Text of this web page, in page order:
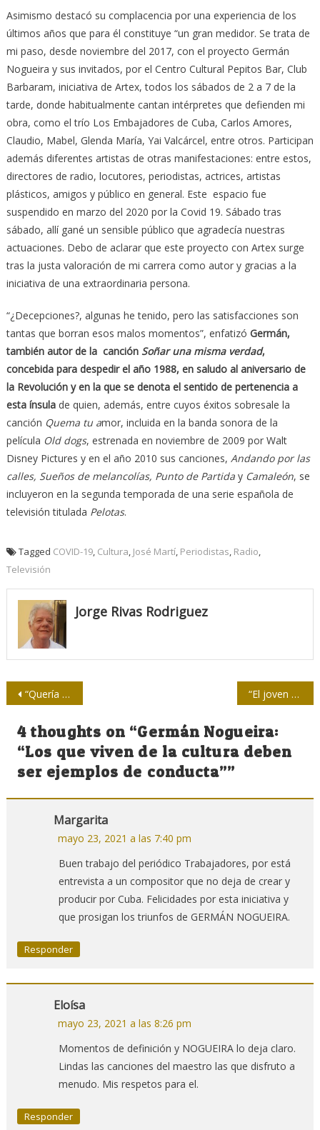
Asimismo destacó su complacencia por una experiencia de los
últimos años que para él constituye “un gran medidor. Se trata de
mi paso, desde noviembre del 2017, con el proyecto Germán
Nogueira y sus invitados, por el Centro Cultural Pepitos Bar, Club
Barbaram, iniciativa de Artex, todos los sábados de 2 a 7 de la
tarde, donde habitualmente cantan intérpretes que defienden mi
obra, como el trío Los Embajadores de Cuba, Carlos Amores,
Claudio, Mabel, Glenda María, Yai Valcárcel, entre otros. Participan
además diferentes artistas de otras manifestaciones: entre estos,
directores de radio, locutores, periodistas, actrices, artistas
plásticos, amigos y público en general. Este espacio fue
suspendido en marzo del 2020 por la Covid 19. Sábado tras
sábado, allí gané un sensible público que agradecía nuestras
actuaciones. Debo de aclarar que este proyecto con Artex surge
tras la justa valoración de mi carrera como autor y gracias a la
iniciativa de una extraordinaria persona.
“¿Decepciones?, algunas he tenido, pero las satisfacciones son
tantas que borran esos malos momentos”, enfatizó Germán,
también autor de la canción Soñar una misma verdad,
concebida para despedir el año 1988, en saludo al aniversario de
la Revolución y en la que se denota el sentido de pertenencia a
esta ínsulade quien, además, entre cuyos éxitos sobresale la
canción Quema tu amor, incluida en la banda sonora de la
película Old dogs, estrenada en noviembre de 2009 por Walt
Disney Pictures y en el año 2010 sus canciones, Andando por las
calles, Sueños de melancolías, Punto de Partida yCamaleón, se
incluyeron en la segunda temporada de una serie española de
televisión titulada Pelotas.
Tagged COVID-19, Cultura, José Martí, Periodistas, Radio,
Televisión
Jorge Rivas Rodriguez
Navegación
de
entradas
“Quería ser veterinario, pero opté por el Periodismo…” “El joven rebelde”, entre el neorrealismo y la necesidad de un cine nacional
4 thoughts on “Germán Nogueira:
“Los que viven de la cultura deben
ser ejemplos de conducta””
Margarita
mayo 23, 2021 a las 7:40 pm
Buen trabajo del periódico Trabajadores, por está
entrevista a un compositor que no deja de crear y
producir por Cuba. Felicidades por esta iniciativa y
que prosigan los triunfos de GERMÁN NOGUEIRA.
Responder
Eloísa
mayo 23, 2021 a las 8:26 pm
Momentos de definición y NOGUEIRA lo deja claro.
Lindas las canciones del maestro las que disfruto a
menudo. Mis respetos para el.
Responder